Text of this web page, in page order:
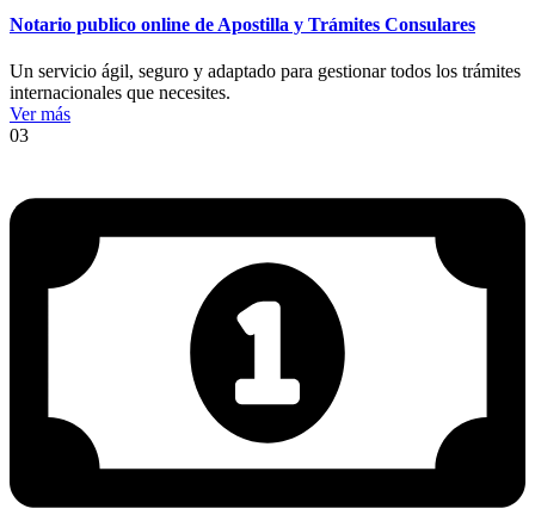
Notario publico online de Apostilla y Trámites Consulares
Un servicio ágil, seguro y adaptado para gestionar todos los trámites
internacionales que necesites.
Ver más
03